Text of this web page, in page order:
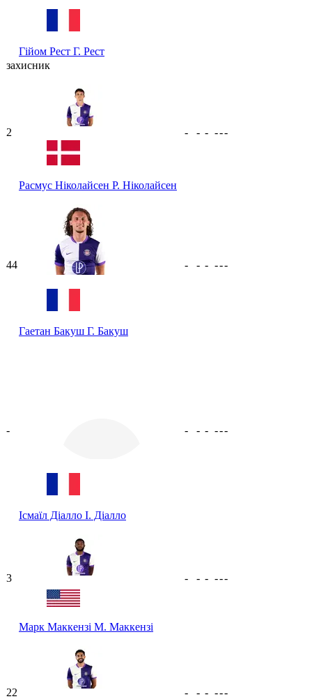
Гійом Рест Г. Рест
захисник
2
Расмус Ніколайсен Р. Ніколайсен
- - - ---
44
Гаетан Бакуш Г. Бакуш
- - - ---
-
Ісмаїл Діалло І. Діалло
- - - ---
3
Марк Маккензі М. Маккензі
- - - ---
22 - - - ---